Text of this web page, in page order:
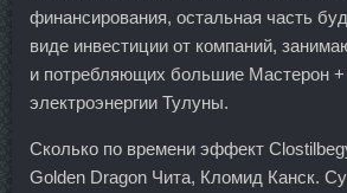
финансирования, остальная часть
виде инвестиции от компаний,
и потребляющих большие Мастерон
электроэнергии Тулуны.
Сколько по времени эффект
Golden Dragon Чита, Кломид Канск.